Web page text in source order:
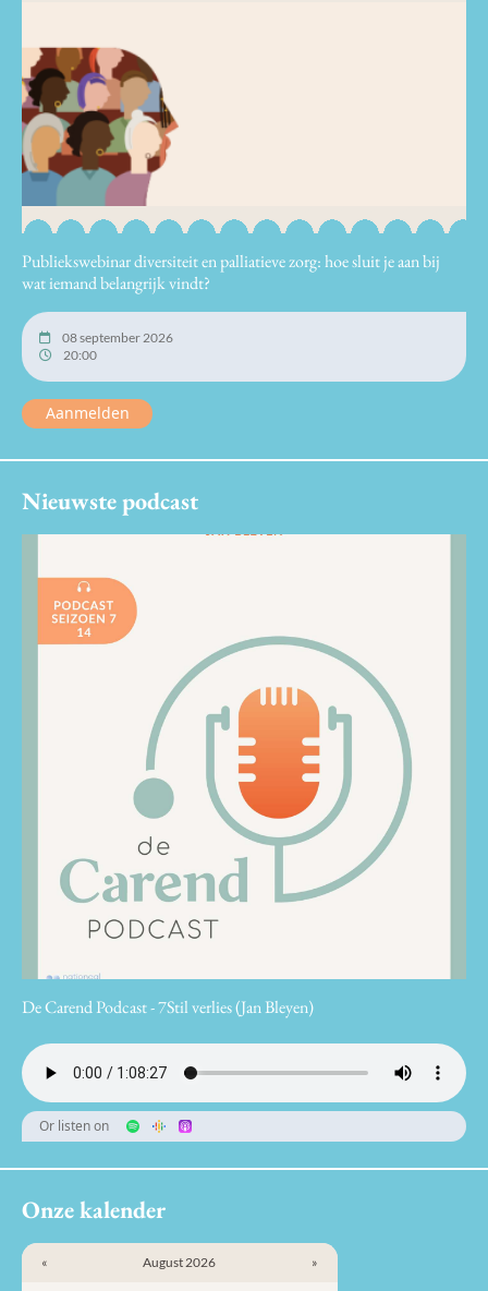
Publiekswebinar diversiteit en palliatieve zorg: hoe sluit je aan bij
wat iemand belangrijk vindt?
08 september 2026
20:00
Aanmelden
Nieuwste podcast
De Carend Podcast - 7Stil verlies (Jan Bleyen)
Or listen on
Onze kalender
« August 2026 »